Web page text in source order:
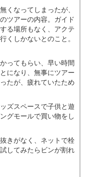
くなってしまったが、
ツアーの内容。ガイド
る場所もなく、アクテ
くしかないとのこと。
ってもらい、早い時間
になり、無事にツアー
たが、疲れていたため
ズスペースで子供と遊
グモールで買い物をし
きがなく、ネットで栓
してみたらビンが割れ